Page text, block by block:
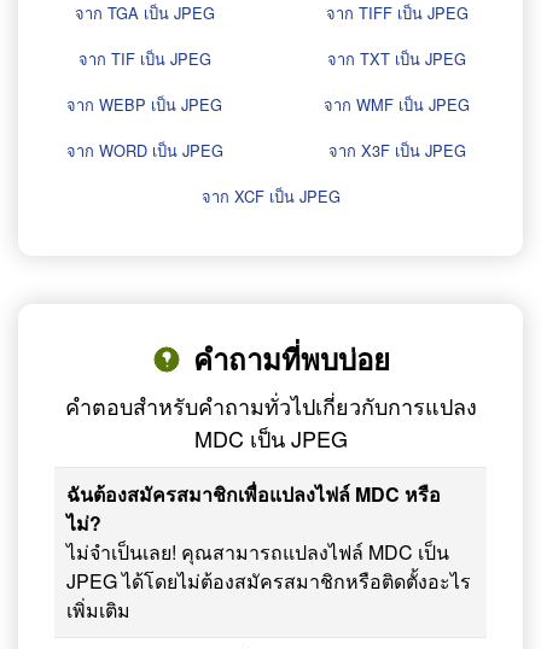
จาก TGA เป็น JPEG
จาก TIFF เป็น JPEG
จาก TIF เป็น JPEG
จาก TXT เป็น JPEG
จาก WEBP เป็น JPEG
จาก WMF เป็น JPEG
จาก WORD เป็น JPEG
จาก X3F เป็น JPEG
จาก XCF เป็น JPEG
คำถามที่พบบ่อย
คำตอบสำหรับคำถามทั่วไปเกี่ยวกับการแปลง
MDC เป็น JPEG
ฉันต้องสมัครสมาชิกเพื่อแปลงไฟล์ MDC หรือ
ไม่?
ไม่จำเป็นเลย! คุณสามารถแปลงไฟล์ MDC เป็น
JPEG ได้โดยไม่ต้องสมัครสมาชิกหรือติดตั้งอะไร
เพิ่มเติม